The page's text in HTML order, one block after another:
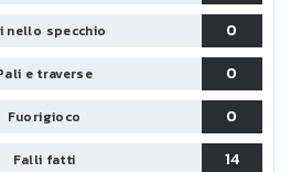
nello specchio
0
e traverse
0
Fuorigioco
0
Falli fatti
14